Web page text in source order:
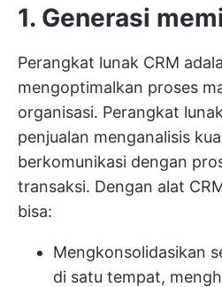
1. Generasi
Perangkat lunak CRM
mengoptimalkan proses
organisasi. Perangkat
penjualan menganalisis
berkomunikasi dengan
transaksi. Dengan alat
bisa:
Mengkonsolidasikan
di satu tempat,